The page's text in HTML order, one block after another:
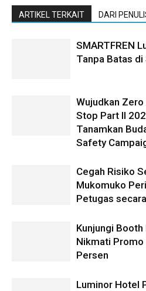
ARTIKEL TERKAIT DARI
SMARTFREN
Tanpa Batas di
Wujudkan
Stop Part II
Tanamkan
Safety
Cegah Risiko
Mukomuko
Petugas
Kunjungi Booth
Nikmati Promo
Persen
Luminor Hotel